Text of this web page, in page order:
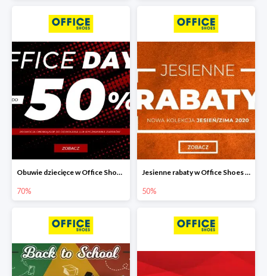
Obuwie dziecięce w Office Shoes do -70%
70%
Jesienne rabaty w Office Shoes do -50%
50%